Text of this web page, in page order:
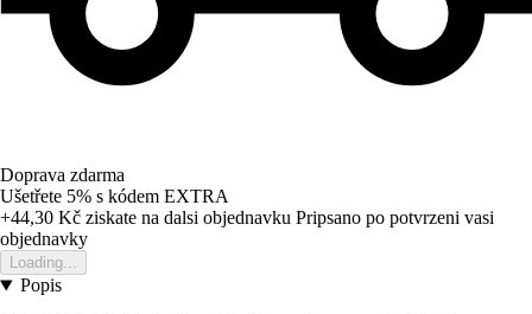
Doprava zdarma
Ušetřete 5% s kódem EXTRA
+44,30 Kč ziskate na dalsi objednavku Pripsano po potvrzeni vasi
objednavky
Loading...
Popis